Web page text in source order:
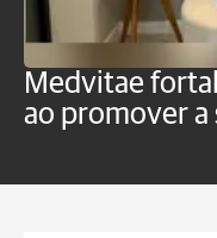
Medvitae
ao promover a